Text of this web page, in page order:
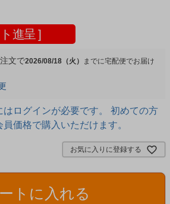
進呈 ]
文で2026/08/18（火） 宅配便
ログインが必要です。 初めての方
価格で購入いただけます。
お気に入りに登録する
トに入れる